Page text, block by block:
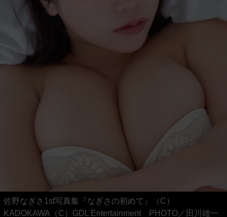
佐野なぎさ1st写真集『なぎさの初めて』（C）
KADOKAWA（C）GDL Entertainment PHOTO／田川雄一